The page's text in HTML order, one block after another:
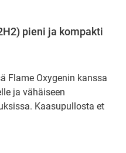
pieni ja kompakti
Flame Oxygenin kanssa
ja vähäiseen
Kaasupullosta et